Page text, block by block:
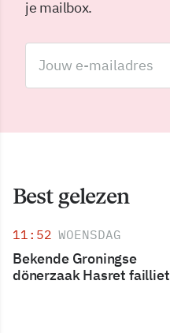
je mailbox.
Best gelezen
11:52 WOENSDAG
Bekende Groningse
dönerzaak Hasret failliet